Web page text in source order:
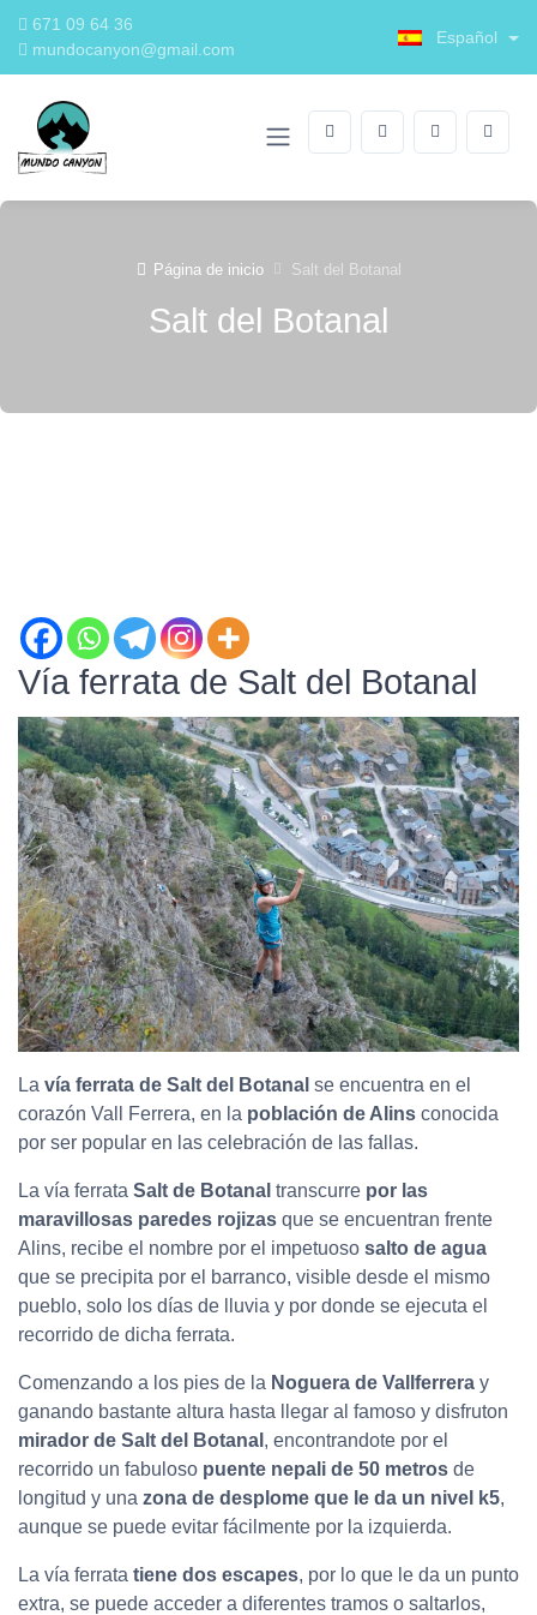
671 09 64 36
mundocanyon@gmail.com
Español
Página de inicio Salt del Botanal
Salt del Botanal
Vía ferrata de Salt del Botanal
La vía ferrata de Salt del Botanal se encuentra en el
corazón Vall Ferrera, en la población de Alins conocida
por ser popular en las celebración de las fallas.
La vía ferrata Salt de Botanal transcurre por las
maravillosas paredes rojizas que se encuentran frente
Alins, recibe el nombre por el impetuoso salto de agua
que se precipita por el barranco, visible desde el mismo
pueblo, solo los días de lluvia y por donde se ejecuta el
recorrido de dicha ferrata.
Comenzando a los pies de la Noguera de Vallferrera y
ganando bastante altura hasta llegar al famoso y disfruton
mirador de Salt del Botanal , encontrandote por el
recorrido un fabuloso puente nepali de 50 metros de
longitud y una zona de desplome que le da un nivel k5,
aunque se puede evitar fácilmente por la izquierda.
La vía ferrata tiene dos escapes, por lo que le da un punto
extra, se puede acceder a diferentes tramos o saltarlos,